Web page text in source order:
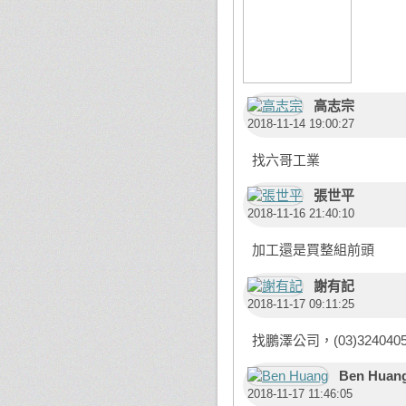
高志宗
2018-11-14 19:00:27
找六哥工業
張世平
2018-11-16 21:40:10
加工還是買整組前頭
謝有記
2018-11-17 09:11:25
找鵬澤公司，
Ben
2018-11-17 11:46:05